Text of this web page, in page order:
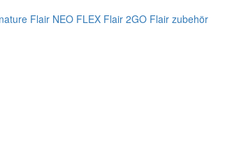
Flair NEO FLEX Flair 2GO Flair zubehör